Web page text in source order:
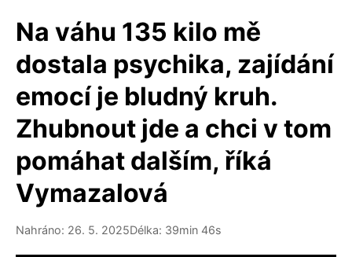
Na váhu 135 kilo mě
dostala psychika, zajídání
emocí je bludný kruh.
Zhubnout jde a chci v tom
pomáhat dalším, říká
Vymazalová
Nahráno: 26. 5. 2025Délka: 39min 46s